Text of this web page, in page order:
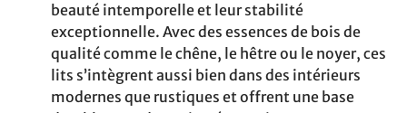
beauté intemporelle et leur stabilité
exceptionnelle. Avec des essences de bois de
qualité comme le chêne, le hêtre ou le noyer, ces
lits s’intègrent aussi bien dans des intérieurs
modernes que rustiques et offrent une base